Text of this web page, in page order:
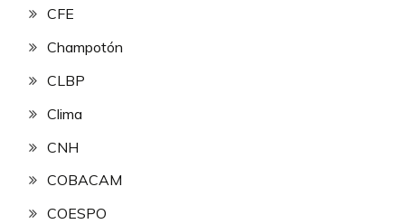
CFE
Champotón
CLBP
Clima
CNH
COBACAM
COESPO